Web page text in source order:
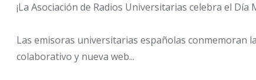
¡La Asociación de Radios Universitarias celebra el Día
Las emisoras universitarias españolas conmemoran
colaborativo y nueva web...